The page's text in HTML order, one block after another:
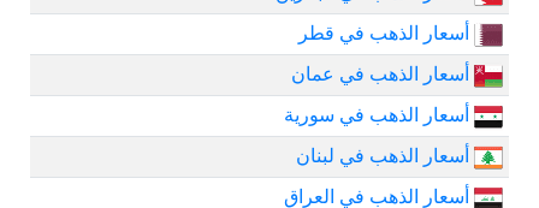
أسعار الذهب في قطر
أسعار الذهب في عمان
أسعار الذهب في سورية
أسعار الذهب في لبنان
أسعار الذهب في العراق